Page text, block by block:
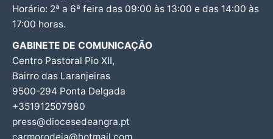
Horário: 2ª a 6ª feira das 09:00 às 13:00 e das 14:00 às
17:00 horas.
GABINETE DE COMUNICAÇÃO
Centro Pastoral Pio XII,
Bairro das Laranjeiras
9500-294 Ponta Delgada
+351912507980
press@diocesedeangra.pt
carmorodeia@hotmail.com